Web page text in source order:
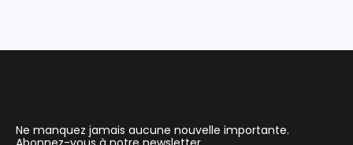
Ne manquez jamais aucune nouvelle importante.